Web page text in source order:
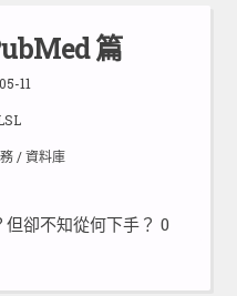
篇
11
/資料庫
卻不知從何下手？ 0